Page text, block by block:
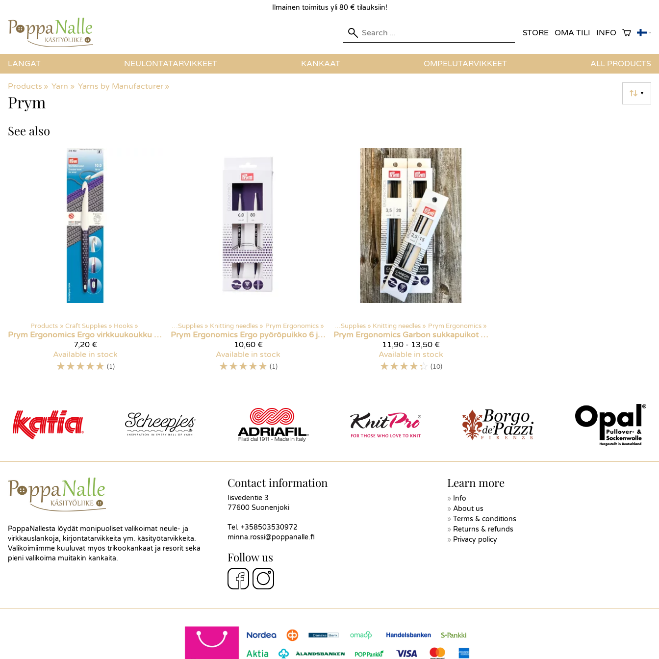
Ilmainen toimitus yli 80 € tilauksiin!
STORE OMA TILI INFO
LANGAT NEULONTATARVIKKEET KANKAAT OMPELUTARVIKKEET ALL PRODUCTS
Products ‪» Yarn ‪» Yarns by Manufacturer ‪»
▼
Prym
See also
Products ‪» Craft Supplies ‪» Hooks ‪»
Prym Ergonomics
Ergo virkkuukoukku 10mm
7,20 €
Available in stock
☆☆☆☆☆ (1)
Products Craft Supplies ‪» Knitting needles ‪» Prym Ergonomics ‪»
Prym Ergonomics
Ergo pyöröpuikko 6 ja 7 mm
10,60 €
Available in stock
☆☆☆☆☆ (1)
Products‪» Craft Supplies ‪» Knitting needles ‪» Prym Ergonomics ‪»
Prym Ergonomics
Garbon sukkapuikot hiilikuituvahvisteella
11,90 - 13,50 €
Available in stock
☆☆☆☆☆ (10)
PoppaNallesta löydät monipuoliset valikoimat neule- ja
virkkauslankoja, kirjontatarvikkeita ym. käsityötarvikkeita.
Valikoimiimme kuuluvat myös trikookankaat ja resorit sekä
pieni valikoima muitakin kankaita.
Contact information
Iisvedentie 3
77600 Suonenjoki
Tel. +358503530972
minna.rossi@poppanalle.fi
Follow us
Learn more
Info
About us
Terms & conditions
Returns & refunds
Privacy policy